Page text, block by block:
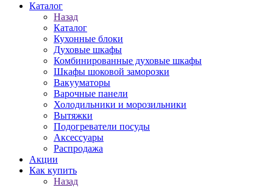
Каталог
Назад
Каталог
Кухонные блоки
Духовые шкафы
Комбинированные духовые шкафы
Шкафы шоковой заморозки
Вакууматоры
Варочные панели
Холодильники и морозильники
Вытяжки
Подогреватели посуды
Аксессуары
Распродажа
Акции
Как купить
Назад